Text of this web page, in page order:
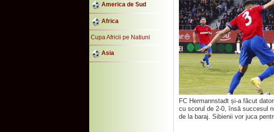
America de Sud
Africa
Cupa Africii pe Natiuni
Asia
FC Hermannstadt și-a făcut
cu scorul de 2-0, însă succesul
de la baraj. Sibienii vor juca